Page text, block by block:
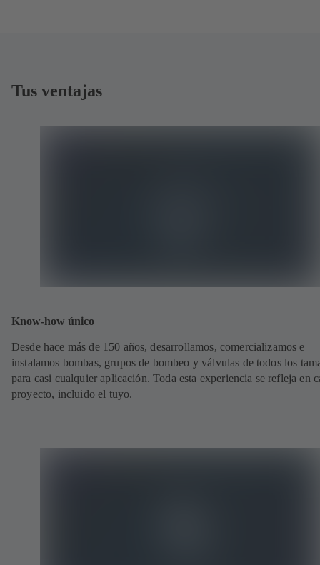
Tus ventajas
Know-how único
Desde hace más de 150 años, desarrollamos, comercializamos e
instalamos bombas, grupos de bombeo y válvulas de todos los
para casi cualquier aplicación. Toda esta experiencia se refleja en
proyecto, incluido el tuyo.